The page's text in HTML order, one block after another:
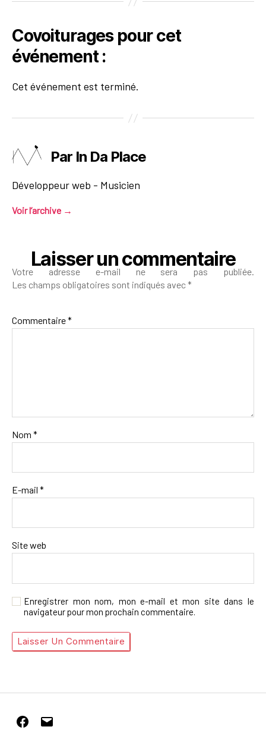
Covoiturages pour cet
événement :
Cet événement est terminé.
Par In Da Place
Développeur web - Musicien
Voir l’archive →
Laisser un commentaire
Votre adresse e-mail ne sera pas publiée.
Les champs obligatoires sont indiqués avec*
Commentaire*
Nom *
E-mail *
Site web
Enregistrer mon nom, mon e-mail et mon site dans le
navigateur pour mon prochain commentaire.
Facebook
E-
mail